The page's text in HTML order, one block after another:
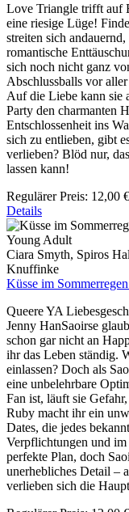
Love Triangle trifft auf
eine riesige Lüge!
streiten sich
romantische
sich noch nicht ganz
Abschlussballs vor
Auf die Liebe kann sie
Party den charmanten
Entschlossenheit ins
sich zu entlieben, gibt
verlieben? Blöd nur,
lassen kann!
Regulärer Preis: 12,00 €
Details
Young Adult
Ciara Smyth, Spiros
Knuffinke
Küsse im
Queere YA
Jenny HanSaoirse
schon gar nicht an
ihr das Leben ständig.
einlassen? Doch als
eine unbelehrbare
Fan ist, läuft sie
Ruby macht ihr ein
Dates, die jedes
Verpflichtungen und
perfekte Plan, doch
unerhebliches Detail –
verlieben sich die